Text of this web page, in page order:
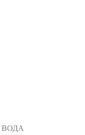
ВОДА